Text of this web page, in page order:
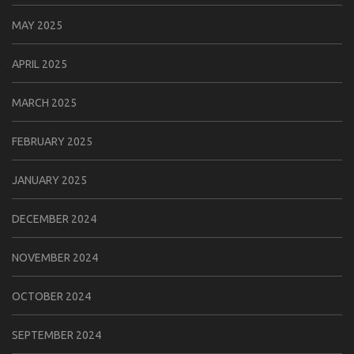
MAY 2025
APRIL 2025
MARCH 2025
FEBRUARY 2025
JANUARY 2025
DECEMBER 2024
NOVEMBER 2024
OCTOBER 2024
SEPTEMBER 2024